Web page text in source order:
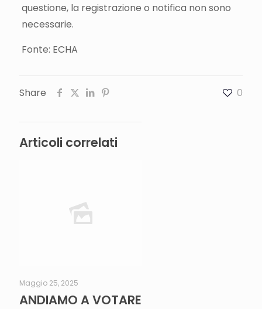
questione, la registrazione o notifica non sono
necessarie.
Fonte: ECHA
Share 0
Articoli correlati
Maggio 25, 2025
ANDIAMO A VOTARE